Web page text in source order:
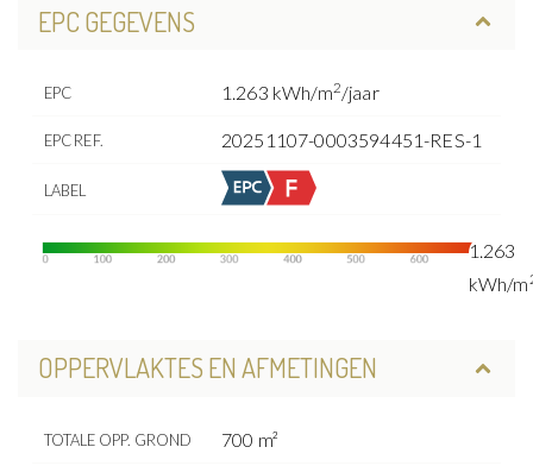
EPC GEGEVENS
EPC 1.263 kWh/m2/jaar
EPC REF. 20251107-0003594451-RES-1
LABEL
1.263
kWh/m
OPPERVLAKTES EN AFMETINGEN
TOTALE OPP. GROND 700 m²